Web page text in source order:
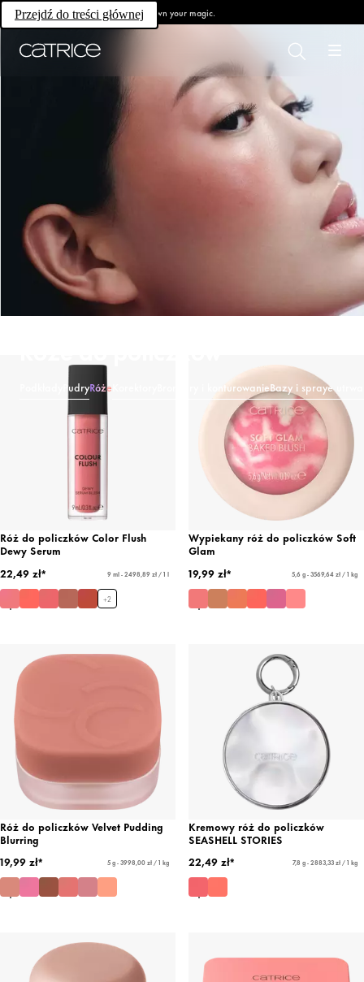
Przejdź do treści głównej Own your magic.
PudryRóże Bronzery i konturowanieBazy i spraye
Róż do policzków Color Flush
Dewy Serum
22,49 zł*
9 ml - 2498,89 zł / 1 l
+2
Wypiekany róż do policzków Soft
Glam
19,99 zł*
5,6 g - 3569,64 zł / 1 kg
Róż do policzków Velvet Pudding
Blurring
19,99 zł*
5 g - 3998,00 zł / 1 kg
Kremowy róż do policzków
SEASHELL STORIES
22,49 zł*
7,8 g - 2883,33 zł / 1 kg